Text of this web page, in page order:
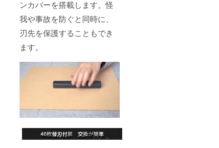
ンカバーを搭載します。怪
我や事故を防ぐと同時に、
刃先を保護することもでき
ます。